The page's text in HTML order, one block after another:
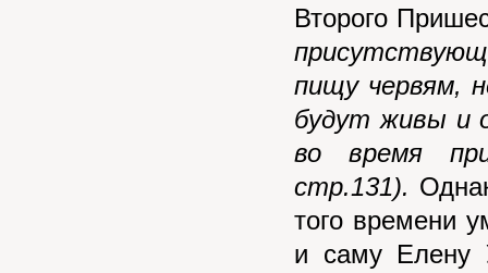
Второго
пищу червям,
будут живы и
во время
стр.131).
того времени
и саму Елену